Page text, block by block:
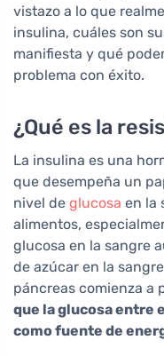
vistazo a lo que
insulina, cuáles son
manifiesta y qué
problema con éxito.
¿Qué es la
La insulina es una
que desempeña un
nivel de glucosa en la
alimentos,
glucosa en la sangre
de azúcar en la
páncreas comienza a
que la glucosa entre
como fuente de